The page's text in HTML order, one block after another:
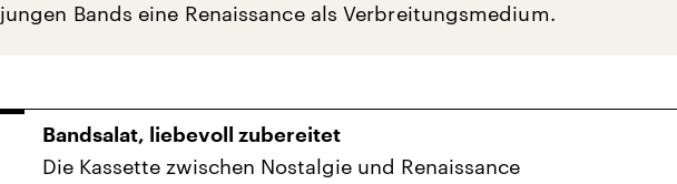
jungen Bands eine Renaissance als Verbreitungsmedium.
Bandsalat, liebevoll zubereitet
Die Kassette zwischen Nostalgie und Renaissance